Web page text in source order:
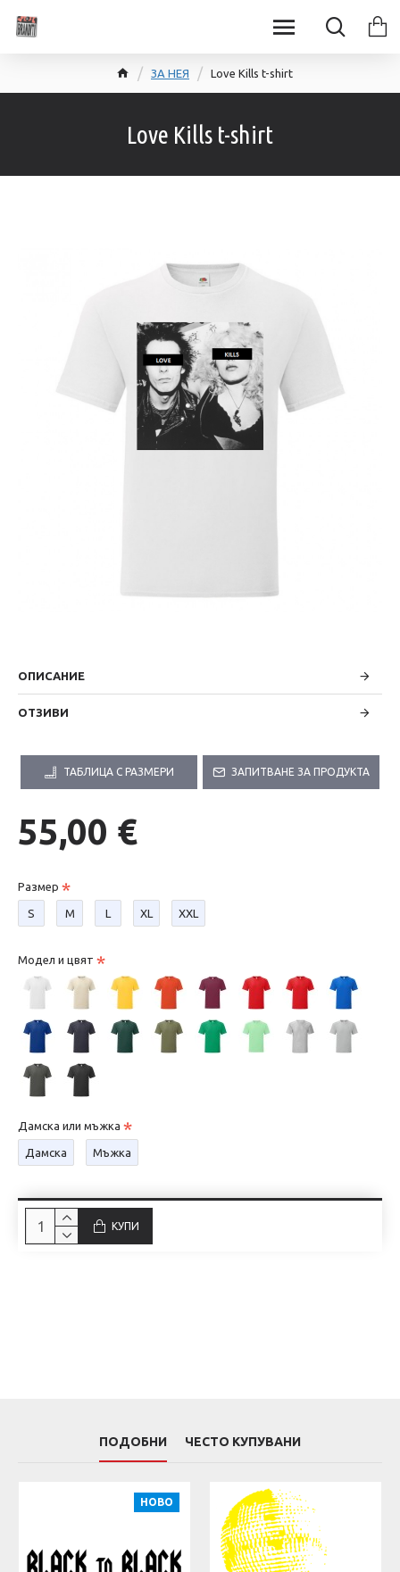
ЗА НЕЯ Love Kills t-shirt
Love Kills t-shirt
ОПИСАНИЕ
ОТЗИВИ
ТАБЛИЦА С РАЗМЕРИ ЗАПИТВАНЕ ЗА ПРОДУКТА
55,00 €
Размер
S М L XL XXL
Модел и цвят
Дамска или мъжка
Дамска Мъжка
КУПИ
ПОДОБНИ ЧЕСТО КУПУВАНИ
НОВО